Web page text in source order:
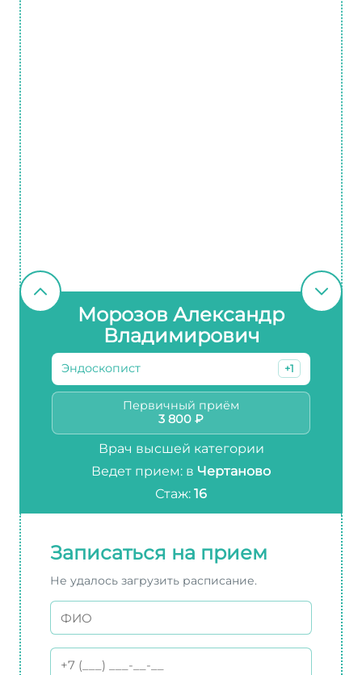
Морозов Александр
Владимирович
Эндоскопист +1
Первичный приём
3 800 ₽
Врач высшей категории
Ведет прием: в Чертаново
Стаж: 16
Записаться на прием
Не удалось загрузить расписание.